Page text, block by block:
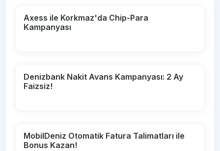
Axess ile Korkmaz'da Chip-Para
Kampanyası
Denizbank Nakit Avans Kampanyası: 2 Ay
Faizsiz!
MobilDeniz Otomatik Fatura Talimatları ile
Bonus Kazan!